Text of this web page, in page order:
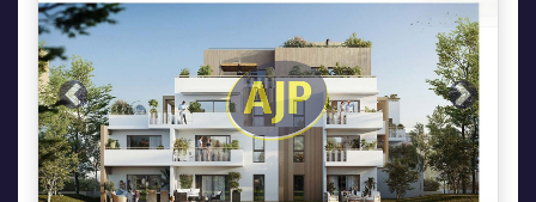
Previous Next